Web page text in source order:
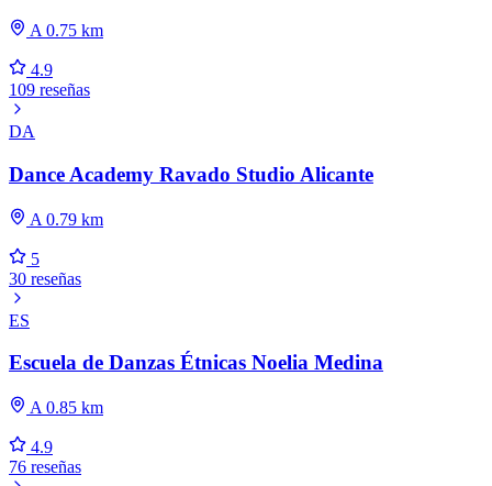
A 0.75 km
4.9
109 reseñas
DA
Dance Academy Ravado Studio Alicante
A 0.79 km
5
30 reseñas
ES
Escuela de Danzas Étnicas Noelia Medina
A 0.85 km
4.9
76 reseñas